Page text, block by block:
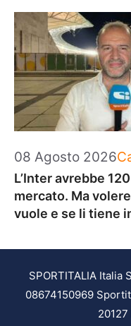
08 Agosto 2026
L’Inter avrebbe
mercato. Ma
vuole e se li tiene
SPORTITALIA Italia
08674150969